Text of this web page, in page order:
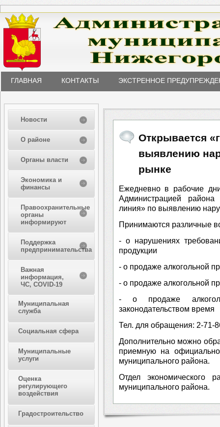
ГЛАВНАЯ КОНТАКТЫ ЭКСТРЕННОЕ
Новости
О районе
Органы власти
Экономика и
финансы
Правоохранительные
органы
информируют
Поддержка
предпринимательства
Важная
информация,
ЧС, COVID-19
Муниципальная
служба
Социальная сфера
Муниципальные
услуги
Оценка
регулирующего
воздействия
Градостроительство
Открывается
выявлению
рынке
Ежедневно в рабочие
Администрацией района
линия» по выявлению
Принимаются различные
- о нарушениях
продукции
- о продаже алкогольной
- о продаже алкогольной
- о продаже
законодательством время
Тел. для обращения: 2-71-
Дополнительно можно
приемную на
муниципального района.
Отдел экономического
муниципального района.